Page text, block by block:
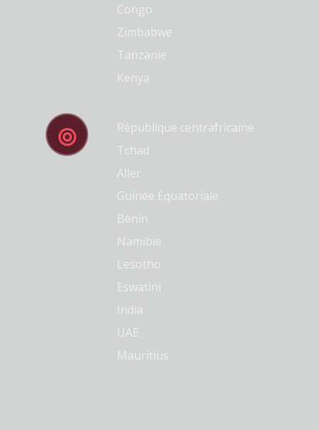
Congo
Zimbabwe
Tanzanie
Kenya
République centrafricaine
Tchad
Aller
Guinée Équatoriale
Bénin
Namibie
Lesotho
Eswatini
India
UAE
Mauritius